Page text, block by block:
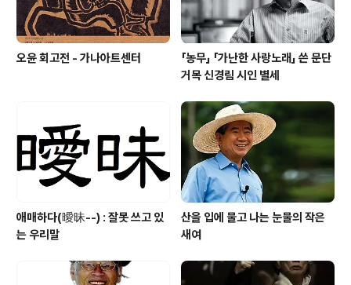
오윤 회고전 - 가나아트센터
「농무」 「가난한 사랑노래」 쓴 문단
거목 신경림 시인 별세
애매하다(曖昧--) : 잘못 쓰고 있
는 우리말
산을 입에 물고 나는 눈물의 작은
새여